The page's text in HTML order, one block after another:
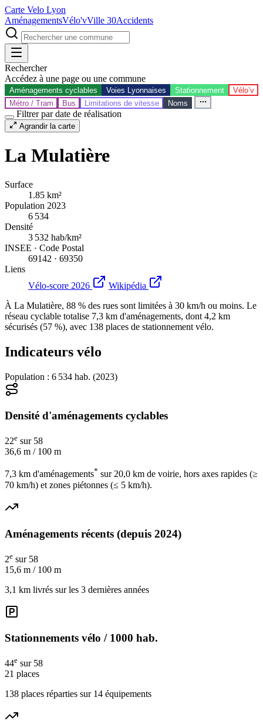
Carte Velo Lyon
AménagementsVélo'vVille 30Accidents
Rechercher
Accédez à une page ou une commune
Aménagements cyclables Voies Lyonnaises Stationnement
Vélo’v
Métro / Tram
Bus Limitations de vitesse Noms
Filtrer par date de réalisation
Agrandir la carte
La Mulatière
Surface
1.85 km²
Population 2023
6 534
Densité
3 532 hab/km²
INSEE · Code Postal
69142 · 69350
Liens
Vélo-score 2026
Wikipédia
À La Mulatière, 88 % des rues sont limitées à 30 km/h ou moins. Le
réseau cyclable totalise 7,3 km d'aménagements, dont 4,2 km
sécurisés (57 %), avec 138 places de stationnement vélo.
Indicateurs vélo
Population : 6 534 hab. (2023)
Densité d'aménagements cyclables
22e sur 58
36,6 m / 100 m
7,3 km d'aménagements* sur 20,0 km de voirie, hors axes rapides (≥
70 km/h) et zones piétonnes (≤ 5 km/h).
Aménagements récents (depuis 2024)
2e sur 58
15,6 m / 100 m
3,1 km livrés sur les 3 dernières années
Stationnements vélo / 1000 hab.
44e sur 58
21 places
138 places réparties sur 14 équipements